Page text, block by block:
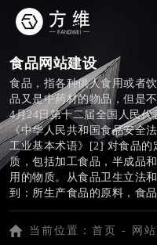
食品网站建设
食品，指各种供人食用或者
品又是中药材的物品，但是
4月24日第十二届全国人民
《中华人民共和国食品安全
工业基本术语》[2] 对食品的
质，包括加工食品，半成品
用的物质。从食品卫生立法
到：所生产食品的原料，食
境，食品的添加物质，所有
以及影响食品原有品质的环
当前位置： 首页 - 网